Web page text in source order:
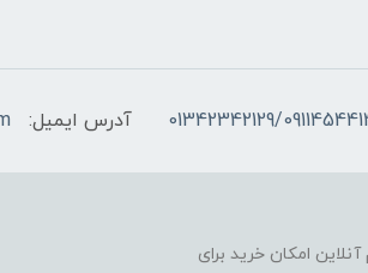
01342342129/ آدرس ایمیل:
هم آنلاین امکان خرید برای